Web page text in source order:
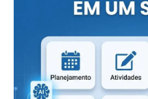
Decoração de
Volta às Aulas:
→O que fazer no